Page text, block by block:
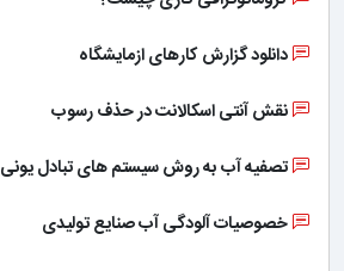
دانلود گزارش کارهای ازمایشگاه
نقش آنتی اسکالانت در حذف رسوب
تصفیه آب به روش سیستم های تبادل یونی
خصوصیات آلودگی آب صنایع تولیدی